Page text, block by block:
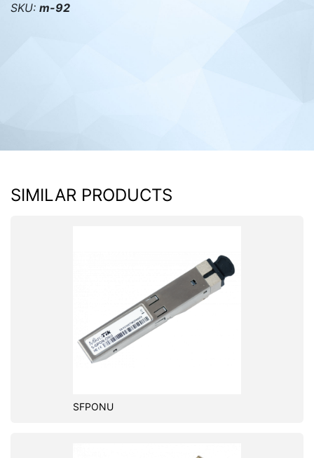
SKU: m-92
SIMILAR PRODUCTS
SFPONU